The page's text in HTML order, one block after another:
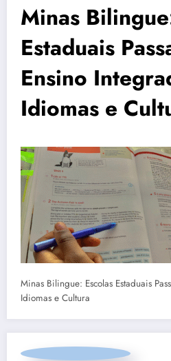
Minas
Estaduais
Ensino
Idiomas e
Minas Bilingue: Escolas Estaduais
Idiomas e Cultura